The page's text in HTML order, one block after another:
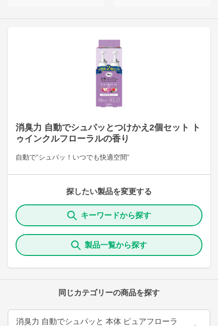
消臭力 自動でシュパッとつけかえ2個セット ト
ゥインクルフローラルの香り
自動で”シュパッ！いつでも快適空間”
探したい製品を変更する
キーワードから探す
製品一覧から探す
同じカテゴリーの商品を探す
消臭力 自動でシュパッと 本体 ピュアフローラ